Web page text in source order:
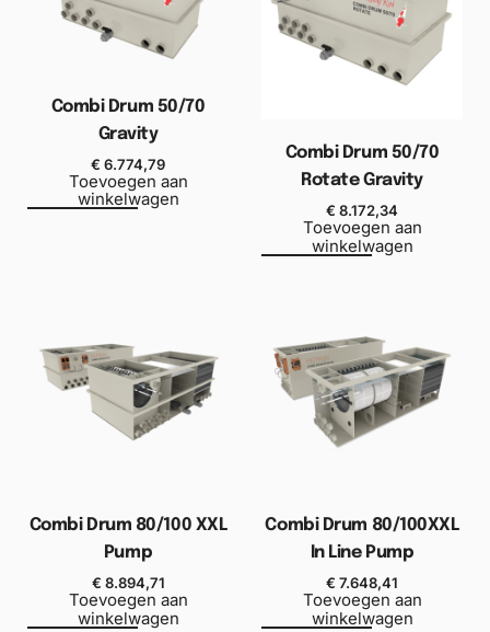
Combi Drum 50/70
Gravity
€ 6.774,79
Toevoegen aan
winkelwagen
Combi Drum 50/70
Rotate Gravity
€ 8.172,34
Toevoegen aan
winkelwagen
Combi Drum 80/100 XXL
Pump
€ 8.894,71
Toevoegen aan
winkelwagen
Combi Drum 80/100XXL
In Line Pump
€ 7.648,41
Toevoegen aan
winkelwagen